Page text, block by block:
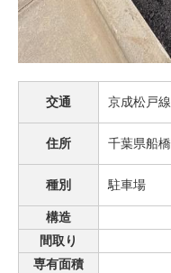
交通 京成松戸
住所 千葉県船
種別 駐車場
構造
間取り
専有面積